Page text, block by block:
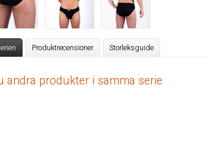
Produktrecensioner Storleksguide
andra produkter i samma serie